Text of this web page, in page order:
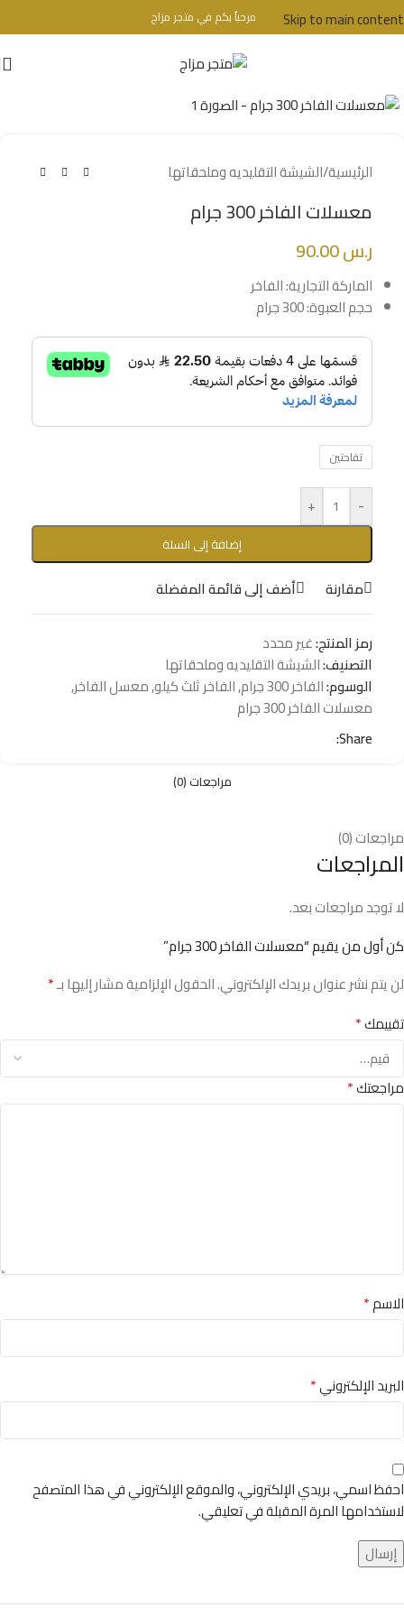
Skip to main content
تحذير : للبالغين فقط + 18 عام - WARINIG : Not For Sale For Minors
مرحباُ بكم في متجر مزاج
الرئيسية/الشيشة التقليديه وملحقاتها
معسلات الفاخر 300 جرام
ر.س
الماركة التجارية: الفاخر
حجم العبوة: 300 جرام
تفاحتين
-
+
إضافة إلى السلة
مقارنة أضف إلى قائمة المفضلة
رمز المنتج:غير محدد
التصنيف:الشيشة التقليديه وملحقاتها
الوسوم:الفاخر 300 جرام ,الفاخر ثلث كيلو,معسل الفاخر,
معسلات الفاخر 300 جرام
Share:
مراجعات (0)
مراجعات (0)
المراجعات
لا توجد مراجعات بعد.
كن أول من يقيم “معسلات الفاخر 300 جرام”
لن يتم نشر عنوان بريدك الإلكتروني.الحقول الإلزامية مشار إليها بـ*
تقييمك*
مراجعتك*
الاسم*
البريد الإلكتروني*
احفظ اسمي، بريدي الإلكتروني، والموقع الإلكتروني في هذا المتصفح
لاستخدامها المرة المقبلة في تعليقي.